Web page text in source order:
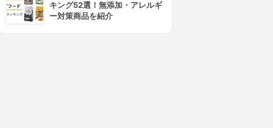
キング52選！無添加・アレルギ
ー対策商品を紹介